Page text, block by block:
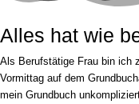
Alles hat wie
Als Berufstätige Frau bin ich
Vormittag auf dem
mein Grundbuch